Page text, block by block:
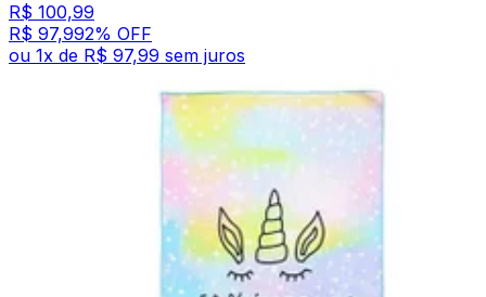
R$ 100,99
R$ 97,992% OFF
ou 1x de R$ 97,99 sem juros